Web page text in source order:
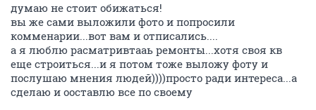
думаю не стоит обижаться!
вы же сами выложили фото и попросили
комменарии...вот вам и отписались....
а я люблю расматривтааь ремонты...хотя своя кв
еще строиться...и я потом тоже выложу фоту и
послушаю мнения людей))))просто ради интереса...а
сделаю и ооставлю все по своему